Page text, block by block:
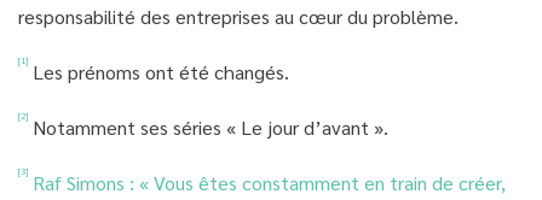
responsabilité des entreprises au cœur du problème.
[1] Les prénoms ont été changés.
[2] Notamment ses séries « Le jour d’avant ».
[3] Raf Simons : « Vous êtes constamment en train de créer,